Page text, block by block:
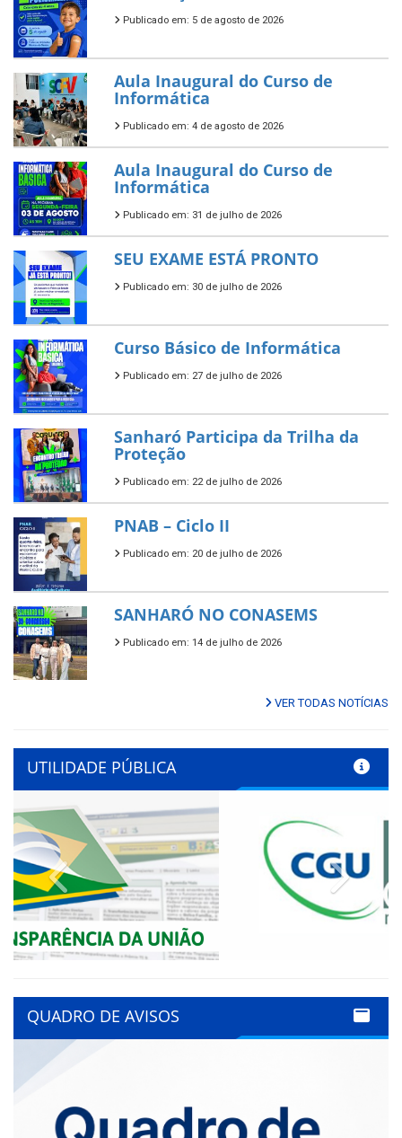
Publicado em: 5 de agosto de 2026
Aula Inaugural do Curso de
Informática
Publicado em: 4 de agosto de 2026
Aula Inaugural do Curso de
Informática
Publicado em: 31 de julho de 2026
SEU EXAME ESTÁ PRONTO
Publicado em: 30 de julho de 2026
Curso Básico de Informática
Publicado em: 27 de julho de 2026
Sanharó Participa da Trilha da
Proteção
Publicado em: 22 de julho de 2026
PNAB – Ciclo II
Publicado em: 20 de julho de 2026
SANHARÓ NO CONASEMS
Publicado em: 14 de julho de 2026
VER TODAS NOTÍCIAS
UTILIDADE PÚBLICA
Previous Next
QUADRO DE AVISOS